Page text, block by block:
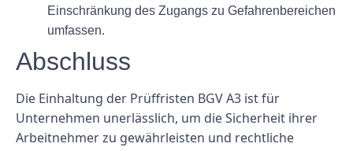
Einschränkung des Zugangs zu Gefahrenbereichen
umfassen.
Abschluss
Die Einhaltung der Prüffristen BGV A3 ist für
Unternehmen unerlässlich, um die Sicherheit ihrer
Arbeitnehmer zu gewährleisten und rechtliche